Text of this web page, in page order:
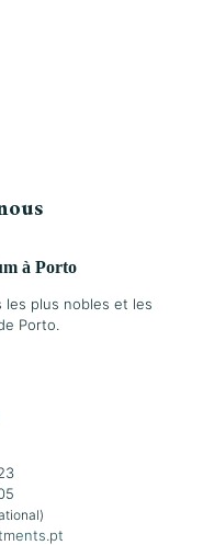
à Porto
les plus nobles et les
Porto.